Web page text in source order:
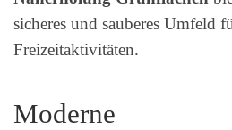
sicheres und sauberes Umfeld
Freizeitaktivitäten.
Moderne